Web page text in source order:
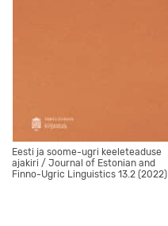
Eesti ja soome-ugri keeleteaduse
ajakiri / Journal of Estonian and
Finno-Ugric Linguistics 13.2 (2022)